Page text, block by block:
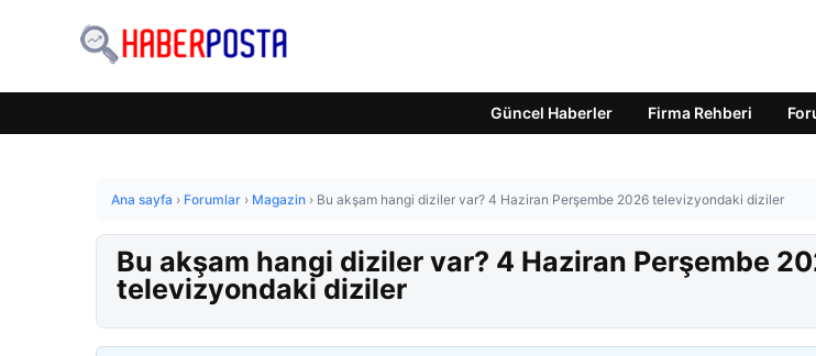
Güncel Haberler Firma Rehberi
Ana sayfa › Forumlar › Magazin › Bu akşam hangi diziler var? 4 Haziran Perşembe 2026 televizyondaki diziler
Bu akşam hangi diziler var? 4 Haziran Perşembe
televizyondaki diziler